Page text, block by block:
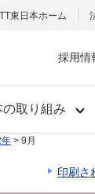
取り組み
東日本ホーム
採用情
> 9月
印刷さ